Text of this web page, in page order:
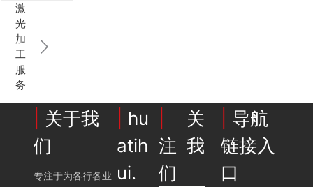
激
光
加
工
服
务
关于我
们
专注于为各行各业
hu
atih
ui.
关
注我
们
导航
链接入
口